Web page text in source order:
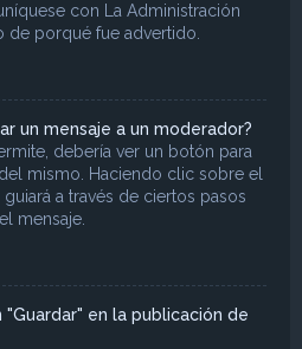
con La Administración
de porqué fue advertido.
un mensaje a un moderador?
debería ver un botón para
mismo. Haciendo clic sobre el
a través de ciertos pasos
mensaje.
en la publicación de